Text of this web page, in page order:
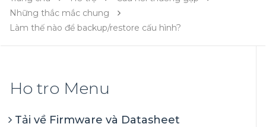
Những thắc mắc chung
Làm thế nào để backup/restore cấu hình?
Ho tro Menu
Tải về Firmware và Datasheet